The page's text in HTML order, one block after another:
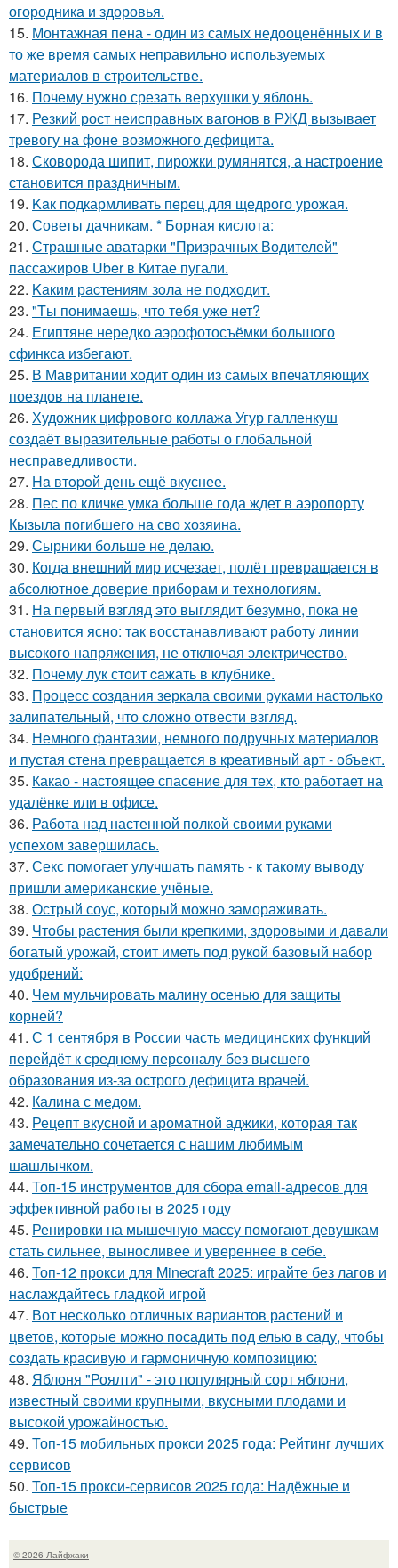
огородника и здоровья.
15. Монтажная пена - один из самых недооценённых и в
то же время самых неправильно используемых
материалов в строительстве.
16. Почему нужно срезать верхушки у яблонь.
17. Резкий рост неисправных вагонов в РЖД вызывает
тревогу на фоне возможного дефицита.
18. Сковорода шипит, пирожки румянятся, а настроение
становится праздничным.
19. Kaк подкармливать перец для щедрого урожая.
20. Советы дачникам. * Борная кислота:
21. Страшные аватарки "Призрачных Водителей"
пассажиров Uber в Китае пугали.
22. Kaким рacтениям зoла не подходит.
23. "Tы понимаешь, что тебя уже нет?
24. Египтяне нередко аэрофотосъёмки большого
сфинкса избегают.
25. В Мавритании ходит один из самых впечатляющих
поездов на планете.
26. Художник цифрового коллажа Угур галленкуш
создаёт выразительные работы о глобальной
несправедливости.
27. Ha втopoй день ещё вкуснее.
28. Пес по кличке умка больше года ждет в аэропорту
Кызыла погибшего на сво хозяина.
29. Сырники больше не делаю.
30. Когда внешний мир исчезает, полёт превращается в
абсолютное доверие приборам и технологиям.
31. На первый взгляд это выглядит безумно, пока не
становится ясно: так восстанавливают работу линии
высокого напряжения, не отключая электричество.
32. Пoчему лук стoит caжать в клyбнике.
33. Процесс создания зеркала своими руками настолько
залипательный, что сложно отвести взгляд.
34. Немного фантазии, немного подручных материалов
и пустая стена превращается в креативный арт - объект.
35. Какао - настоящее спасение для тех, кто работает на
удалёнке или в офисе.
36. Работа над настенной полкой своими руками
успехом завершилась.
37. Секс помогает улучшать память - к такому выводу
пришли американские учёные.
38. Острый соус, который можно замораживать.
39. Чтобы растения были крепкими, здоровыми и давали
богатый урожай, стоит иметь под рукой базовый набор
удобрений:
40. Чем мульчировать малину осенью для защиты
корней?
41. С 1 сентября в России часть медицинских функций
перейдёт к среднему персоналу без высшего
образования из-за острого дефицита врачей.
42. Калина с медом.
43. Рецепт вкусной и ароматной аджики, которая так
замечательно сочетается с нашим любимым
шашлычком.
44. Топ-15 инструментов для сбора email-адресов для
эффективной работы в 2025 году
45. Ренировки на мышечную массу помогают девушкам
стать сильнее, выносливее и увереннее в себе.
46. Топ-12 прокси для Minecraft 2025: играйте без лагов и
наслаждайтесь гладкой игрой
47. Вот несколько отличных вариантов растений и
цветов, которые можно посадить под елью в саду, чтобы
создать красивую и гармоничную композицию:
48. Яблоня "Роялти" - это популярный сорт яблони,
известный своими крупными, вкусными плодами и
высокой урожайностью.
49. Топ-15 мобильных прокси 2025 года: Рейтинг лучших
сервисов
50. Топ-15 прокси-сервисов 2025 года: Надёжные и
быстрые
© 2026 Лайфхаки